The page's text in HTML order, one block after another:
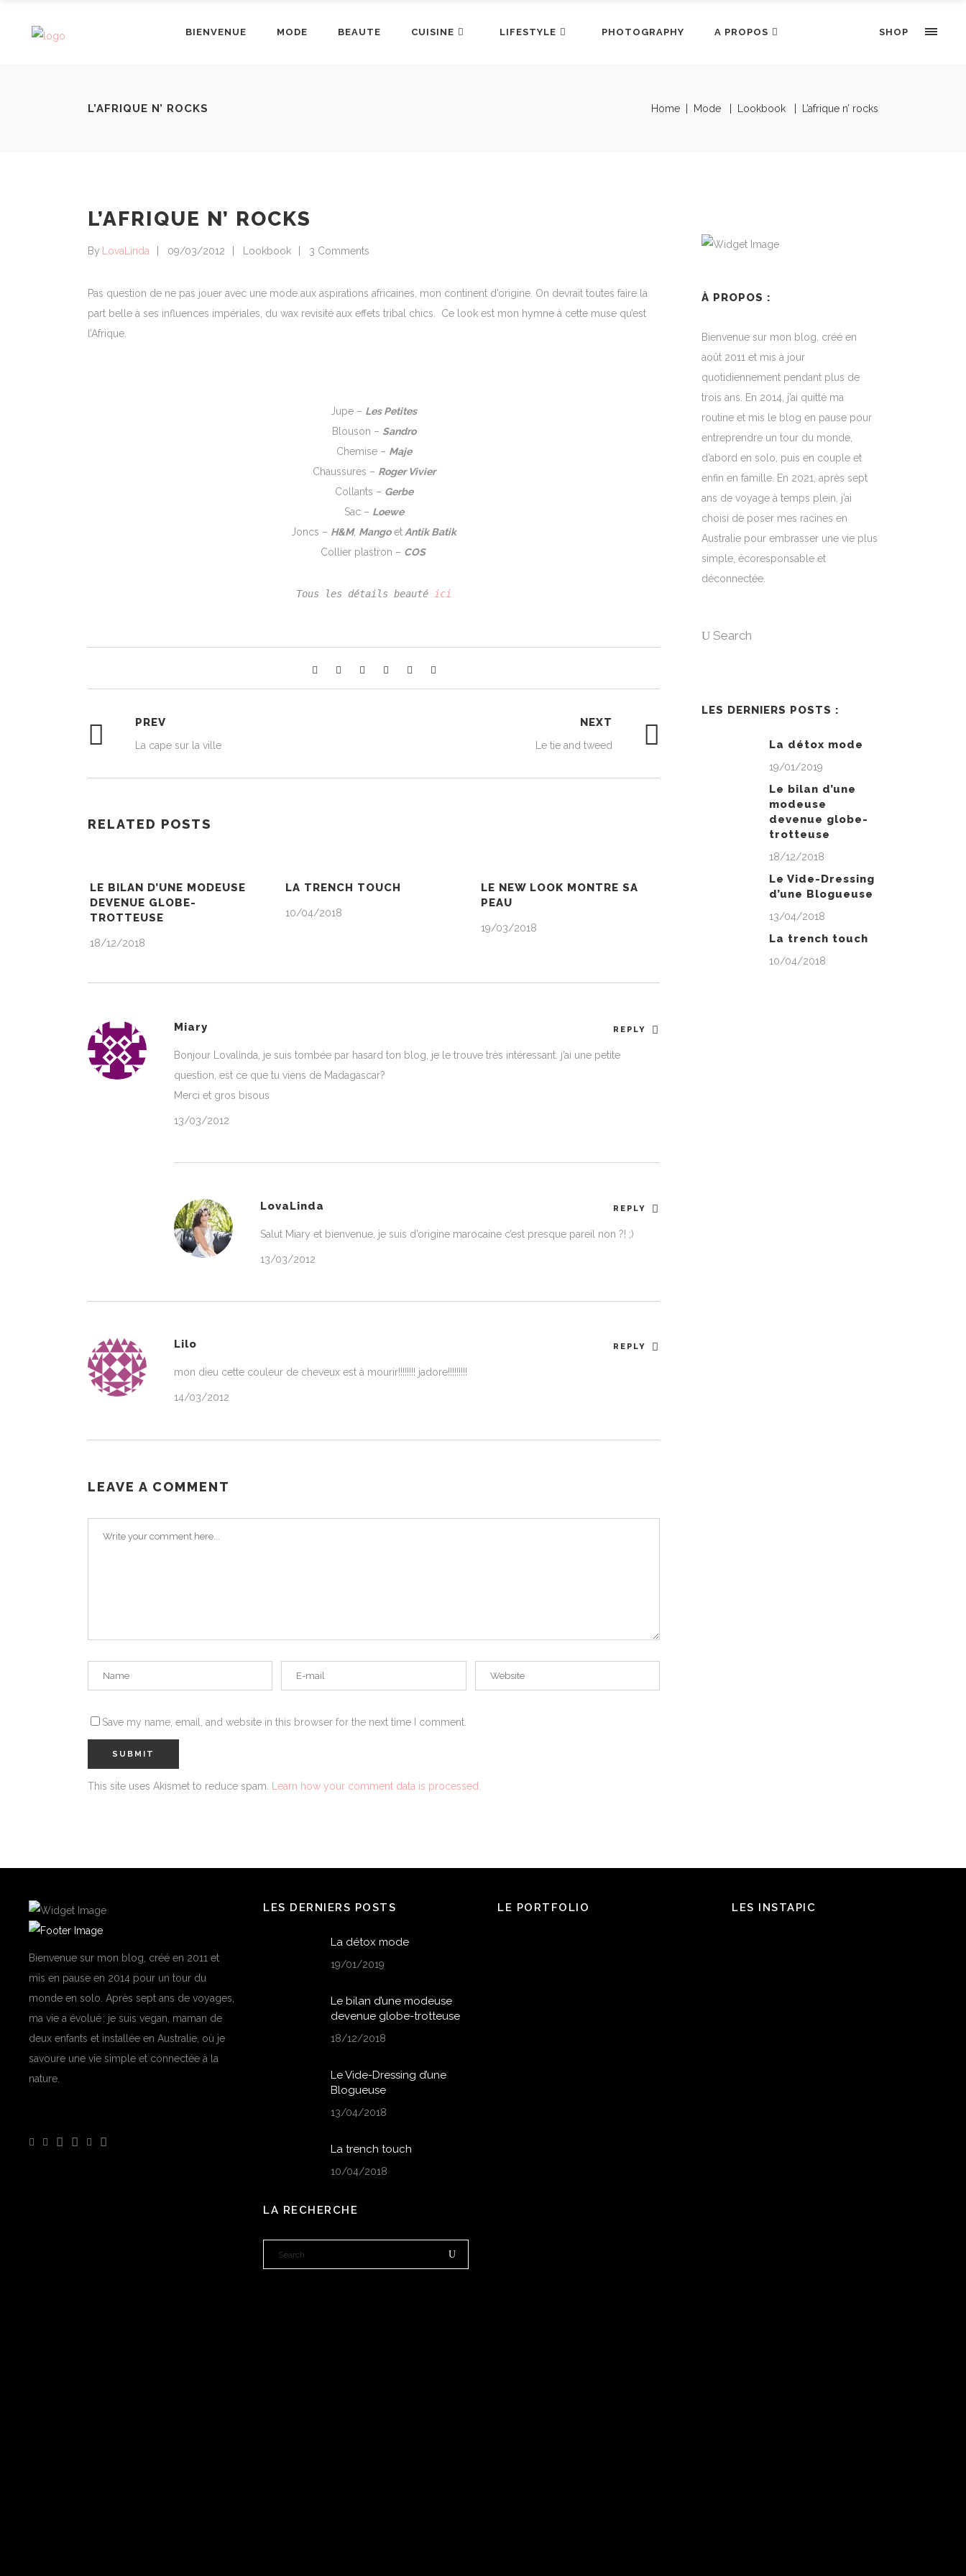
BIENVENUE MODE BEAUTE CUISINE LIFESTYLE PHOTOGRAPHY A PROPOS SHOP
L’AFRIQUE N’ ROCKS Home Mode Lookbook L’afrique n’ rocks
L’AFRIQUE N’ ROCKS
By LovaLinda 09/03/2012 Lookbook 3 Comments
Pas question de ne pas jouer avec une mode aux aspirations africaines, mon continent d’origine. On devrait toutes faire la
part belle à ses influences impériales, du wax revisité aux effets tribal chics. Ce look est mon hymne à cette muse qu’est
l’Afrique.
Jupe – Les Petites
Blouson – Sandro
Chemise – Maje
Chaussures – Roger Vivier
Collants – Gerbe
Sac – Loewe
Joncs – H&M, Mangoet Antik Batik
Collier plastron – COS
Tous les détails beauté ici
PREV
La cape sur la ville
NEXT
Le tie and tweed
RELATED POSTS
LE BILAN D’UNE MODEUSE
DEVENUE GLOBE-
TROTTEUSE
18/12/2018
LA TRENCH TOUCH
10/04/2018
LE NEW LOOK MONTRE SA
PEAU
19/03/2018
Miary REPLY
Bonjour Lovalinda, je suis tombée par hasard ton blog, je le trouve très intéressant. j’ai une petite
question, est ce que tu viens de Madagascar?
Merci et gros bisous
13/03/2012
LovaLinda REPLY
Salut Miary et bienvenue, je suis d’origine marocaine c’est presque pareil non ?! ;)
13/03/2012
Lilo REPLY
mon dieu cette couleur de cheveux est à mourir!!!!!!!! jadore!!!!!!!!!
14/03/2012
LEAVE A COMMENT
Save my name, email, and website in this browser for the next time I comment.
This site uses Akismet to reduce spam. Learn how your comment data is processed.
À PROPOS :
Bienvenue sur mon blog, créé en
août 2011 et mis à jour
quotidiennement pendant plus de
trois ans. En 2014, j’ai quitté ma
routine et mis le blog en pause pour
entreprendre un tour du monde,
d’abord en solo, puis en couple et
enfin en famille. En 2021, après sept
ans de voyage à temps plein, j’ai
choisi de poser mes racines en
Australie pour embrasser une vie plus
simple, écoresponsable et
déconnectée.
Search
LES DERNIERS POSTS :
La détox mode
19/01/2019
Le bilan d’une
modeuse
devenue globe-
trotteuse
18/12/2018
Le Vide-Dressing
d’une Blogueuse
13/04/2018
La trench touch
10/04/2018
Bienvenue sur mon blog, créé en 2011 et
mis en pause en 2014 pour un tour du
monde en solo. Après sept ans de voyages,
ma vie a évolué : je suis vegan, maman de
deux enfants et installée en Australie, où je
savoure une vie simple et connectée à la
nature.
LES DERNIERS POSTS
La détox mode
19/01/2019
Le bilan d’une modeuse
devenue globe-trotteuse
18/12/2018
Le Vide-Dressing d’une
Blogueuse
13/04/2018
La trench touch
10/04/2018
LA RECHERCHE
LE PORTFOLIO LES INSTAPIC